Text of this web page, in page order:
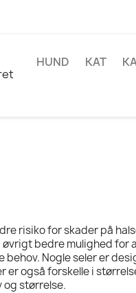
HUND KAT
risiko for skader på
bedre mulighed
Nogle seler er
er også forskelle i
og størrelse.